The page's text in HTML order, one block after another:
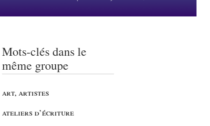
Mots-clés dans le
même groupe
art, artistes
ateliers d’écriture